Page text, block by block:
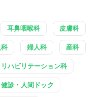
耳鼻咽喉科 皮膚科
婦人科 産科
リハビリテーション科
健診・人間ドック